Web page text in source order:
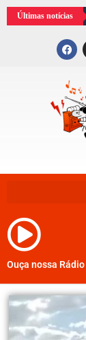
Últimas notícias
Ouça nossa Rádio